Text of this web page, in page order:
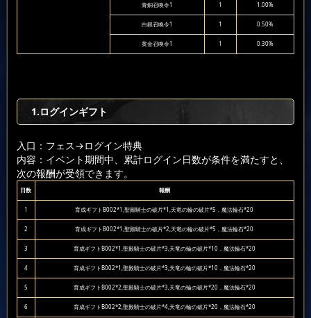
青銅召喚令1 1 1.00%
白銀召喚令1 1 0.50%
黄金召喚令1 1 0.30%
1.ログインギフト
入口：フェス→ログイン特典
内容：イベント期間中、累計ログイン日数が条件を満たすと、
次の報酬が受領できます。
日数 報酬
1 育成ギフトB002*1,聖殿騎士の破片*1,天竜の輪の破片*5，魔法輪石*20
2 育成ギフトB002*1,聖殿騎士の破片*2,天竜の輪の破片*5，魔法輪石*20
3 育成ギフトB002*1,聖殿騎士の破片*3,天竜の輪の破片*10，魔法輪石*20
4 育成ギフトB002*1,聖殿騎士の破片*3,天竜の輪の破片*10，魔法輪石*20
5 育成ギフトB002*2,聖殿騎士の破片*3,天竜の輪の破片*20，魔法輪石*20
6 育成ギフトB002*2,聖殿騎士の破片*4,天竜の輪の破片*20，魔法輪石*20